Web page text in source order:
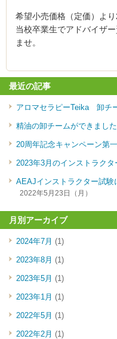
希望小売価格（定価）よ
当校卒業生でアドバイザ
ませ。
最近の記事
アロマセラピーTeika 卸チ
精油の卸チームができました
20周年記念キャンペーン第
2023年3月のインストラクタ
AEAJインストラクター試験
2022年5月23日（月）
月別アーカイブ
2024年7月 (1)
2023年8月 (1)
2023年5月 (1)
2023年1月 (1)
2022年5月 (1)
2022年2月 (1)